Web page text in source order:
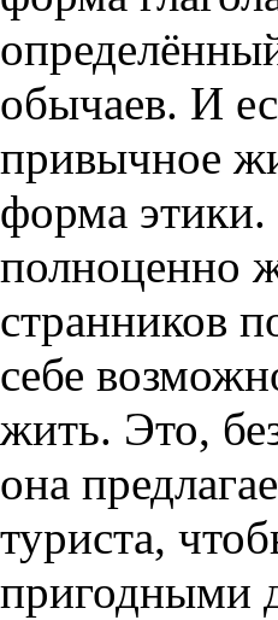
обычаев. И
привычное
форма этики.
полноценно
странников
себе
жить. Это,
она
туриста,
пригодными